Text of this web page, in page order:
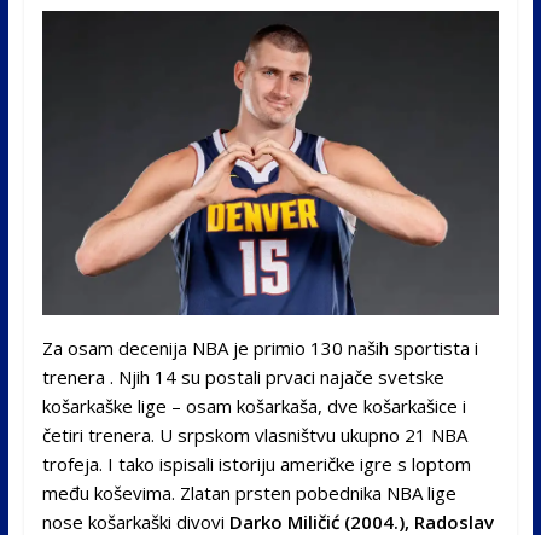
Za osam decenija NBA je primio 130 naših sportista i
trenera . Njih 14 su postali prvaci najače svetske
košarkaške lige – osam košarkaša, dve košarkašice i
četiri trenera. U srpskom vlasništvu ukupno 21 NBA
trofeja. I tako ispisali istoriju američke igre s loptom
među koševima. Zlatan prsten pobednika NBA lige
nose košarkaški divovi Darko Miličić (2004.), Radoslav